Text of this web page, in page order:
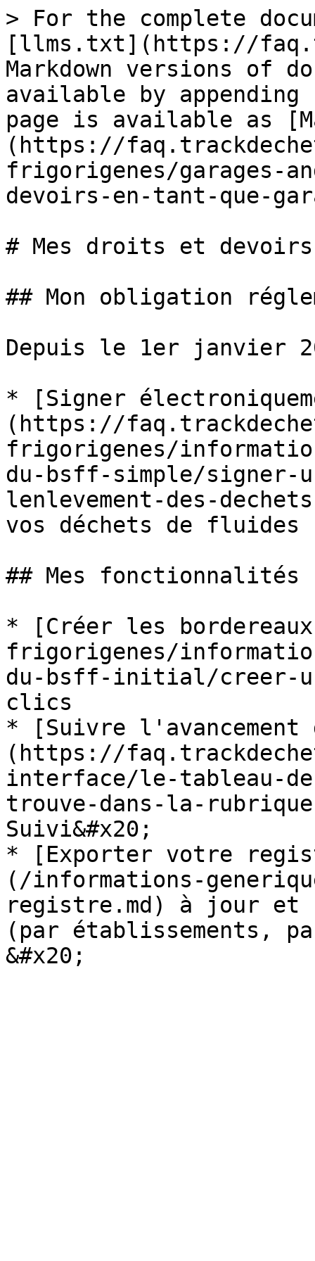
> For the complete
[llms.txt](https://
Markdown versions of
available by
page is available as
(https://
frigorigenes/garages-
devoirs-en-tant-que-
# Mes droits et devoirs
## Mon obligation
Depuis le 1er janvier
* [Signer
(https://
frigorigenes/
du-bsff-simple/
lenlevement-des-
vos déchets de fluides
## Mes fonctionnalités
* [Créer les
frigorigenes/
du-bsff-initial/creer-
clics
* [Suivre l'avancement
(https://
interface/le-tableau-
trouve-dans-la-
Suivi&#x20;
* [Exporter votre
(/informations-
registre.md) à jour
(par établissements,